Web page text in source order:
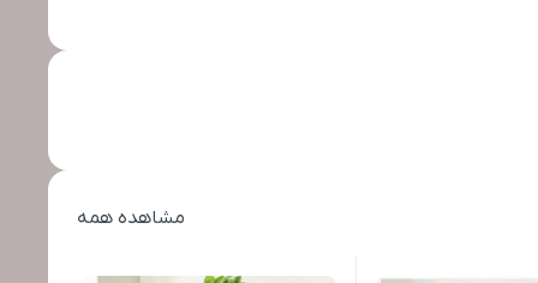
مشاهده همه